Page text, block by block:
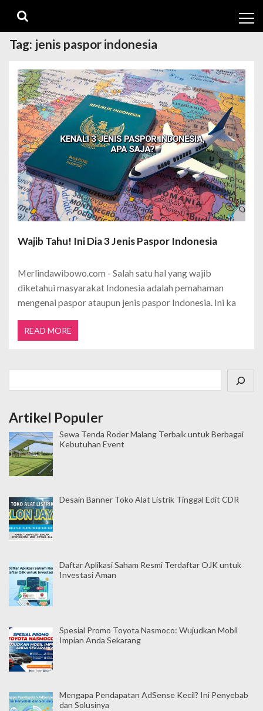
navigation
content
Tag: jenis paspor indonesia
Wajib Tahu! Ini Dia 3 Jenis Paspor Indonesia
Merlindawibowo.com - Salah satu hal yang wajib
diketahui masyarakat Indonesia adalah pemahaman
mengenai paspor ataupun jenis paspor Indonesia. Ini ka
READ MORE
Artikel Populer
Sewa Tenda Roder Malang Terbaik untuk Berbagai
Kebutuhan Event
Desain Banner Toko Alat Listrik Tinggal Edit CDR
Daftar Aplikasi Saham Resmi Terdaftar OJK untuk
Investasi Aman
Spesial Promo Toyota Nasmoco: Wujudkan Mobil
Impian Anda Sekarang
Mengapa Pendapatan AdSense Kecil? Ini Penyebab
dan Solusinya